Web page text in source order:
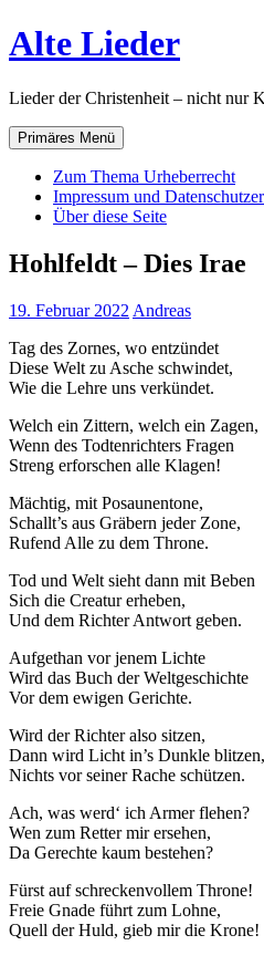
Zum
Inhalt
Alte Lieder
Lieder der Christenheit – nicht nur
Primäres Menü
Zum Thema Urheberrecht
Impressum und
Über diese Seite
Hohlfeldt – Dies Irae
19. Februar 2022 Andreas
Tag des Zornes, wo entzündet
Diese Welt zu Asche schwindet,
Wie die Lehre uns verkündet.
Welch ein Zittern, welch ein Zagen,
Wenn des Todtenrichters Fragen
Streng erforschen alle Klagen!
Mächtig, mit Posaunentone,
Schallt’s aus Gräbern jeder Zone,
Rufend Alle zu dem Throne.
Tod und Welt sieht dann mit Beben
Sich die Creatur erheben,
Und dem Richter Antwort geben.
Aufgethan vor jenem Lichte
Wird das Buch der Weltgeschichte
Vor dem ewigen Gerichte.
Wird der Richter also sitzen,
Dann wird Licht in’s Dunkle blitzen,
Nichts vor seiner Rache schützen.
Ach, was werd‘ ich Armer flehen?
Wen zum Retter mir ersehen,
Da Gerechte kaum bestehen?
Fürst auf schreckenvollem Throne!
Freie Gnade führt zum Lohne,
Quell der Huld, gieb mir die Krone!